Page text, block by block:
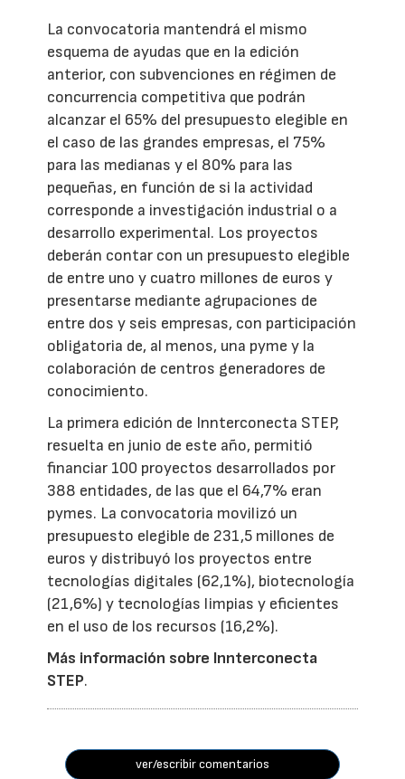
La convocatoria mantendrá el mismo
esquema de ayudas que en la edición
anterior, con subvenciones en régimen de
concurrencia competitiva que podrán
alcanzar el 65% del presupuesto elegible en
el caso de las grandes empresas, el 75%
para las medianas y el 80% para las
pequeñas, en función de si la actividad
corresponde a investigación industrial o a
desarrollo experimental. Los proyectos
deberán contar con un presupuesto elegible
de entre uno y cuatro millones de euros y
presentarse mediante agrupaciones de
entre dos y seis empresas, con participación
obligatoria de, al menos, una pyme y la
colaboración de centros generadores de
conocimiento.
La primera edición de Innterconecta STEP,
resuelta en junio de este año, permitió
financiar 100 proyectos desarrollados por
388 entidades, de las que el 64,7% eran
pymes. La convocatoria movilizó un
presupuesto elegible de 231,5 millones de
euros y distribuyó los proyectos entre
tecnologías digitales (62,1%), biotecnología
(21,6%) y tecnologías limpias y eficientes
en el uso de los recursos (16,2%).
Más información sobre Innterconecta
STEP.
ver/escribir comentarios